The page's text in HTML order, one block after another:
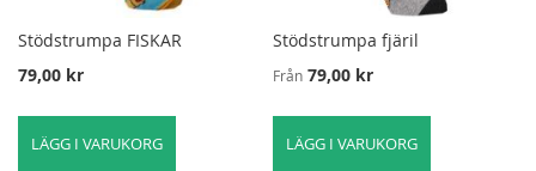
Stödstrumpa FISKAR
79,00 kr
LÄGG I VARUKORG
Stödstrumpa fjäril
Från 79,00 kr
LÄGG I VARUKORG